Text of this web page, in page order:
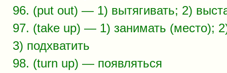
96. (put out) — 1) вытягивать; 2)
97. (take up) — 1) занимать (место);
3) подхватить
98. (turn up) — появляться